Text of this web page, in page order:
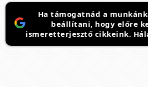
Ha támogatnád a
beállítani, hogy előre
ismeretterjesztő cikkeink.